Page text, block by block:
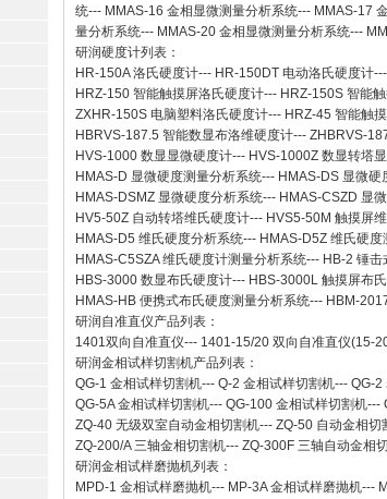
统--- MMAS-16 金相显微测量分析系统--- MMAS-17
量分析系统--- MMAS-20 金相显微测量分析系统---
研润硬度计列表：
HR-150A 洛氏硬度计--- HR-150DT 电动洛氏硬度计---
HRZ-150 智能触摸屏洛氏硬度计--- HRZ-150S 智能
ZXHR-150S 电脑塑料洛氏硬度计--- HRZ-45 智能触
HBRVS-187.5 智能数显布洛维硬度计--- ZHBRVS-
HVS-1000 数显显微硬度计--- HVS-1000Z 数显转塔
HMAS-D 显微硬度测量分析系统--- HMAS-DS 显微硬
HMAS-DSMZ 显微硬度分析系统--- HMAS-CSZD 显
HV5-50Z 自动转塔维氏硬度计--- HVS5-50M 触摸屏
HMAS-D5 维氏硬度分析系统--- HMAS-D5Z 维氏硬度
HMAS-C5SZA 维氏硬度计测量分析系统--- HB-2 锤
HBS-3000 数显布氏硬度计--- HBS-3000L 触摸屏布
HMAS-HB 便携式布氏硬度测量分析系统--- HBM-
研润自准直仪产品列表：
1401双向自准直仪--- 1401-15/20 双向自准直仪(15-
研润金相试样切割机产品列表：
QG-1 金相试样切割机--- Q-2 金相试样切割机--- QG-2
QG-5A 金相试样切割机--- QG-100 金相试样切割机---
ZQ-40 无级双室自动金相切割机--- ZQ-50 自动金相切
ZQ-200/A 三轴金相切割机--- ZQ-300F 三轴自动金相
研润金相试样磨抛机列表：
MPD-1 金相试样磨抛机--- MP-3A 金相试样磨抛机---